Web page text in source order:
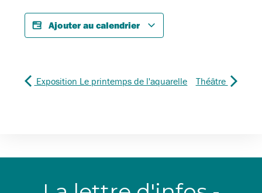
Ajouter au calendrier
Exposition Le printemps de l'aquarelle Théâtre